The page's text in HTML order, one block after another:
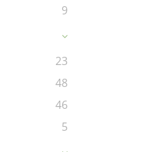
9
23
48
46
5